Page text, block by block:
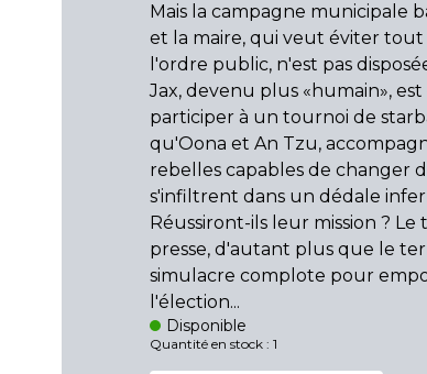
Mais la campagne municipale
et la maire, qui veut éviter
l'ordre public, n'est pas
Jax, devenu plus «humain»,
participer à un tournoi de
qu'Oona et An Tzu,
rebelles capables de changer
s'infiltrent dans un dédale
Réussiront-ils leur mission ? Le
presse, d'autant plus que le
simulacre complote pour
l'élection...
Disponible
Quantité en stock : 1